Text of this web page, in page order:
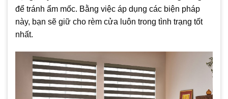
để tránh ẩm mốc. Bằng việc áp dụng các biện pháp
này, bạn sẽ giữ cho rèm cửa luôn trong tình trạng tốt
nhất.